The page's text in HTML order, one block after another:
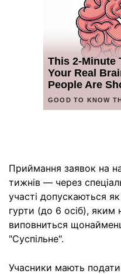
Приймання заявок на
тижнів — через
участі допускаються як
гурти (до 6 осіб),
виповниться
"Суспільне".
Учасники мають подати